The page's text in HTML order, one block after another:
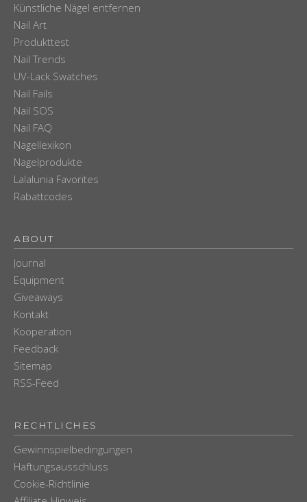
Künstliche Nägel entfernen
Nail Art
Produkttest
Nail Trends
UV-Lack Swatches
Nail Fails
Nail SOS
Nail FAQ
Nagellexikon
Nagelprodukte
Lalalunia Favorites
Rabattcodes
ABOUT
Journal
Equipment
Giveaways
Kontakt
Kooperation
Feedback
Sitemap
RSS-Feed
RECHTLICHES
Gewinnspielbedingungen
Haftungsausschluss
Cookie-Richtlinie